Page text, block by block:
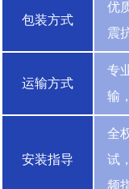
包装方式
优
震
运输方式
专
输
安装指导
全
试
频